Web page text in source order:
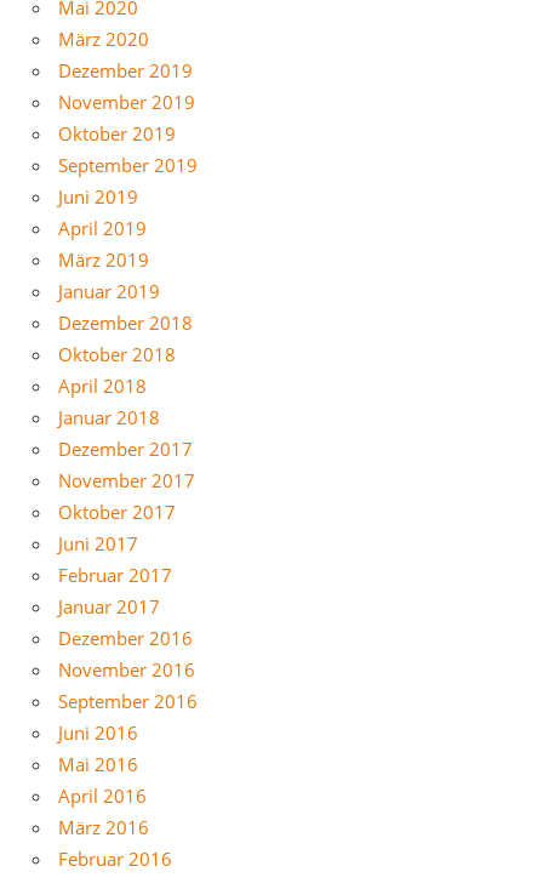
Mai 2020
März 2020
Dezember 2019
November 2019
Oktober 2019
September 2019
Juni 2019
April 2019
März 2019
Januar 2019
Dezember 2018
Oktober 2018
April 2018
Januar 2018
Dezember 2017
November 2017
Oktober 2017
Juni 2017
Februar 2017
Januar 2017
Dezember 2016
November 2016
September 2016
Juni 2016
Mai 2016
April 2016
März 2016
Februar 2016